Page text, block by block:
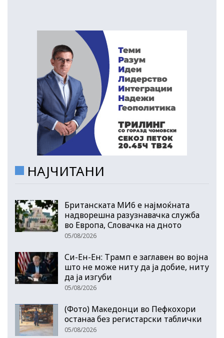
НАЈЧИТАНИ
Британската МИ6 е најмоќната
надворешна разузнавачка служба
во Европа, Словачка на дното
05/08/2026
Си-Ен-Ен: Трамп е заглавен во војна
што не може ниту да ја добие, ниту
да ја изгуби
05/08/2026
(Фото) Македонци во Пефкохори
останаа без регистарски таблички
05/08/2026